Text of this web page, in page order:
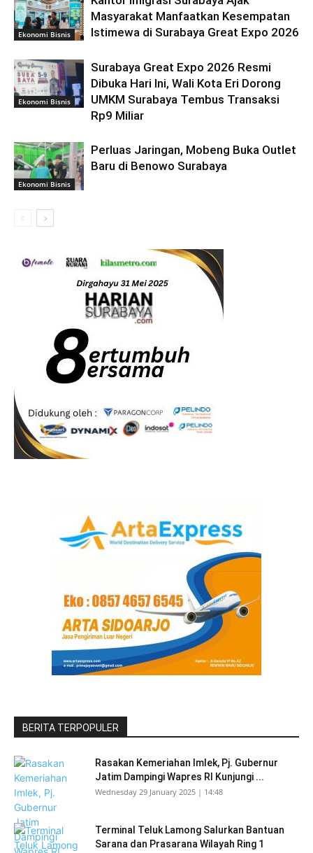
Ekonomi Bisnis
Masyarakat Manfaatkan Kesempatan
Istimewa di Surabaya Great Expo 2026
Ekonomi Bisnis
Surabaya Great Expo 2026 Resmi
Dibuka Hari Ini, Wali Kota Eri Dorong
UMKM Surabaya Tembus Transaksi
Rp9 Miliar
Ekonomi Bisnis
Perluas Jaringan, Mobeng Buka Outlet
Baru di Benowo Surabaya
BERITA TERPOPULER
Rasakan Kemeriahan Imlek, Pj. Gubernur
Jatim Dampingi Wapres RI Kunjungi ...
Wednesday 29 January 2025 | 14:48
Terminal Teluk Lamong Salurkan Bantuan
Sarana dan Prasarana Wilayah Ring 1